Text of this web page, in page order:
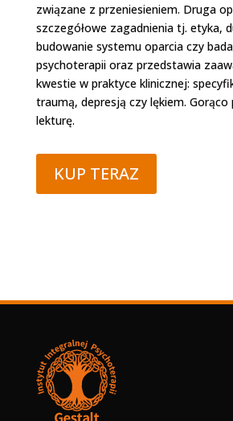
związane z przeniesieniem. Druga
szczegółowe zagadnienia tj. etyka,
budowanie systemu oparcia czy
psychoterapii oraz przedstawia
kwestie w praktyce klinicznej:
traumą, depresją czy lękiem.
lekturę.
KUP TERAZ